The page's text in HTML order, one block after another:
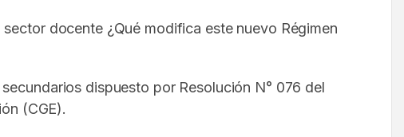
docente ¿Qué modifica este nuevo Régimen
dispuesto por Resolución N° 076 del
(CGE).